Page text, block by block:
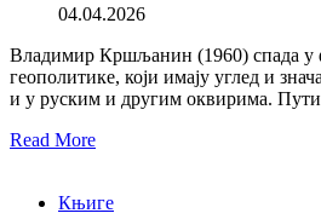
04.04.2026
Владимир Кршљанин (1960) спада у
геополитике, који имају углед и
и у руским и другим оквирима.
Read More
Књиге